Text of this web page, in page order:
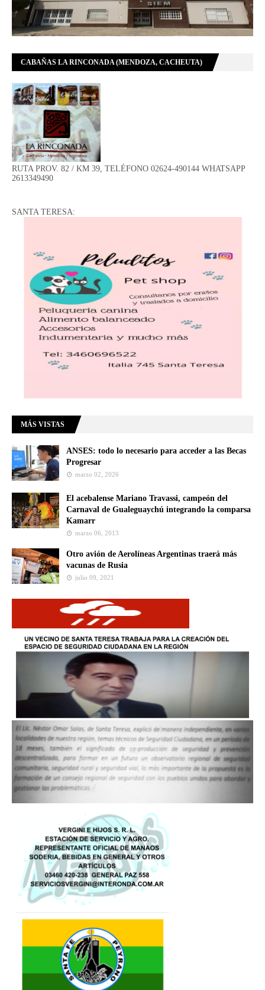
CABAÑAS LA RINCONADA (MENDOZA, CACHEUTA)
RUTA PROV. 82 / KM 39, TELÉFONO 02624-490144 WHATSAPP
2613349490
SANTA TERESA:
MÁS VISTAS
ANSES: todo lo necesario para acceder a las Becas
Progresar
marzo 02, 2026
El acebalense Mariano Travassi, campeón del
Carnaval de Gualeguaychú integrando la comparsa
Kamarr
marzo 06, 2013
Otro avión de Aerolíneas Argentinas traerá más
vacunas de Rusia
julio 09, 2021